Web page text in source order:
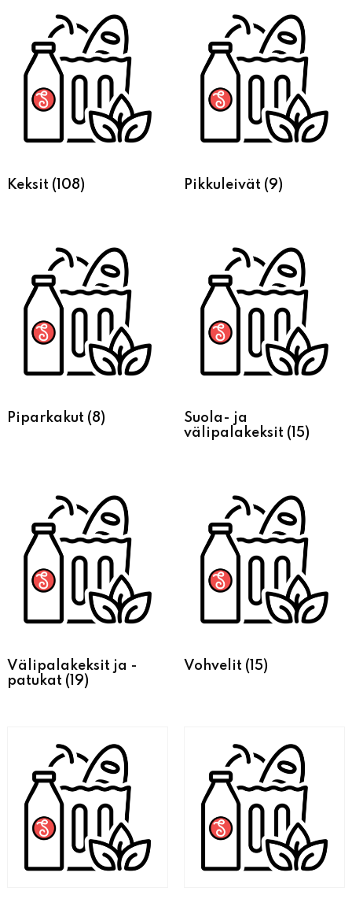
Keksit (108) Pikkuleivät (9)
Piparkakut (8)
Suola- ja
välipalakeksit (15)
Välipalakeksit ja -
patukat (19)
Vohvelit (15)